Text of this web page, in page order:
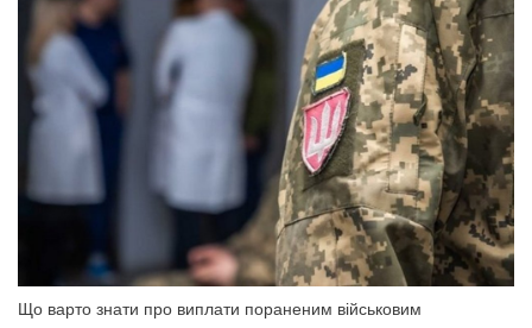
Що варто знати про виплати пораненим військовим